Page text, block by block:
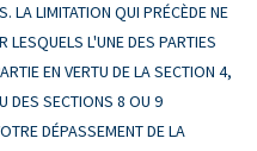
LA LIMITATION QUI PRÉCÈDE NE
LESQUELS L'UNE DES PARTIES
EN VERTU DE LA SECTION 4,
DES SECTIONS 8 OU 9
DÉPASSEMENT DE LA